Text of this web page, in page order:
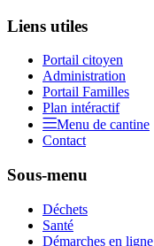
Liens utiles
Portail citoyen
Administration
Portail Familles
Plan intéractif
Menu de cantine
Contact
Sous-menu
Déchets
Santé
Démarches en ligne